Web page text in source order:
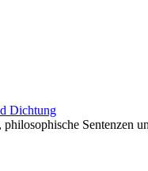
Dichtung
philosophische Sentenzen